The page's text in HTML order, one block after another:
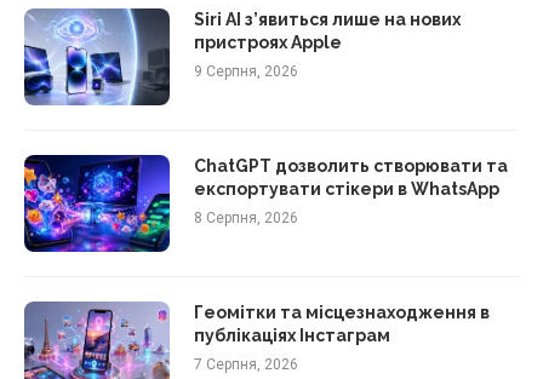
Siri AI з’явиться лише на нових
пристроях Apple
9 Серпня, 2026
ChatGPT дозволить створювати та
експортувати стікери в WhatsApp
8 Серпня, 2026
Геомітки та місцезнаходження в
публікаціях Інстаграм
7 Серпня, 2026